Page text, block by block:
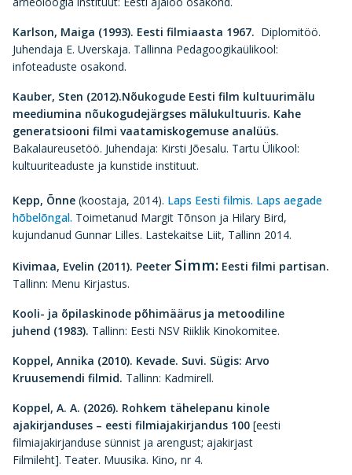
Karlson, Maiga (1993). Eesti filmiaasta 1967. Diplomitöö.
Juhendaja E. Uverskaja. Tallinna Pedagoogikaülikool:
infoteaduste osakond.
Kauber, Sten (2012).Nõukogude Eesti film kultuurimälu
meediumina nõukogudejärgses mälukultuuris. Kahe
generatsiooni filmi vaatamiskogemuse analüüs.
Bakalaureusetöö. Juhendaja: Kirsti Jõesalu. Tartu Ülikool:
kultuuriteaduste ja kunstide instituut.
Kepp, Õnne (koostaja, 2014). Laps Eesti filmis. Laps aegade
hõbelõngal. Toimetanud Margit Tõnson ja Hilary Bird,
kujundanud Gunnar Lilles. Lastekaitse Liit, Tallinn 2014.
Kivimaa, Evelin (2011). Peeter Simm: Eesti filmi partisan.
Tallinn: Menu Kirjastus.
Kooli- ja õpilaskinode põhimäärus ja metoodiline
juhend (1983). Tallinn: Eesti NSV Riiklik Kinokomitee.
Koppel, Annika (2010). Kevade. Suvi. Sügis: Arvo
Kruusemendi filmid. Tallinn: Kadmirell.
Koppel, A. A. (2026). Rohkem tähelepanu kinole
ajakirjanduses – eesti filmiajakirjandus 100 [eesti
filmiajakirjanduse sünnist ja arengust; ajakirjast
Filmileht]. Teater. Muusika. Kino, nr 4.